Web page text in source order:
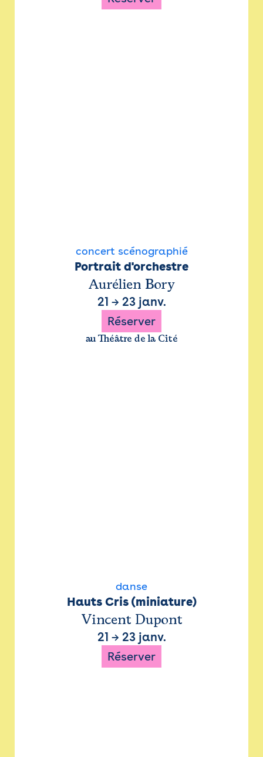
concert scénographié
Portrait d'orchestre
Aurélien Bory
21 → 23 janv.
Réserver
au Théâtre de la Cité
danse
Hauts Cris (miniature)
Vincent Dupont
21 → 23 janv.
Réserver